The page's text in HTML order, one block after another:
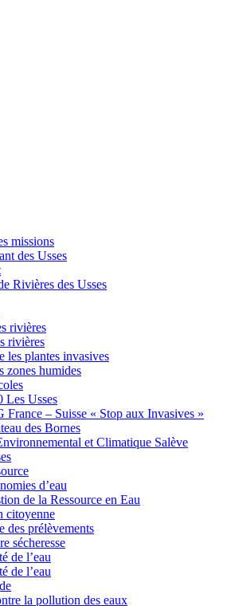
missions
des Usses
Rivières des Usses
rivières
rivières
les plantes invasives
zones humides
Les Usses
– Suisse « Stop aux Invasives »
des Bornes
et Climatique Salève
d’eau
de la Ressource en Eau
citoyenne
des prélèvements
sécheresse
de l’eau
de l’eau
la pollution des eaux